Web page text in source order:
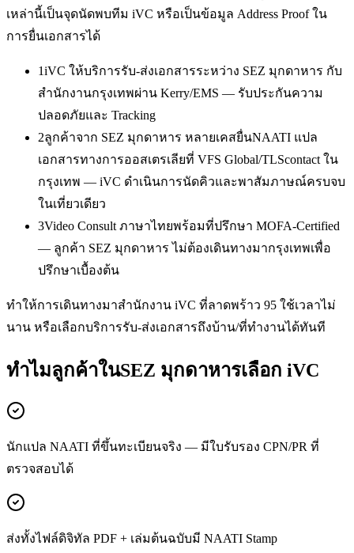
เหล่านี้เป็นจุดนัดพบทีม iVC หรือเป็นข้อมูล Address Proof ใน
การยื่นเอกสารได้
1iVC ให้บริการรับ-ส่งเอกสารระหว่าง SEZ มุกดาหาร กับ
สำนักงานกรุงเทพผ่าน Kerry/EMS — รับประกันความ
ปลอดภัยและ Tracking
2ลูกค้าจาก SEZ มุกดาหาร หลายเคสยื่นNAATI แปล
เอกสารทางการออสเตรเลียที่ VFS Global/TLScontact ใน
กรุงเทพ — iVC ดำเนินการนัดคิวและพาสัมภาษณ์ครบจบ
ในเที่ยวเดียว
3Video Consult ภาษาไทยพร้อมที่ปรึกษา MOFA-Certified
— ลูกค้า SEZ มุกดาหาร ไม่ต้องเดินทางมากรุงเทพเพื่อ
ปรึกษาเบื้องต้น
ทำให้การเดินทางมาสำนักงาน iVC ที่ลาดพร้าว 95 ใช้เวลาไม่
นาน หรือเลือกบริการรับ-ส่งเอกสารถึงบ้าน/ที่ทำงานได้ทันที
ทำไมลูกค้าในSEZ มุกดาหารเลือก iVC
นักแปล NAATI ที่ขึ้นทะเบียนจริง — มีใบรับรอง CPN/PR ที่
ตรวจสอบได้
ส่งทั้งไฟล์ดิจิทัล PDF + เล่มต้นฉบับมี NAATI Stamp